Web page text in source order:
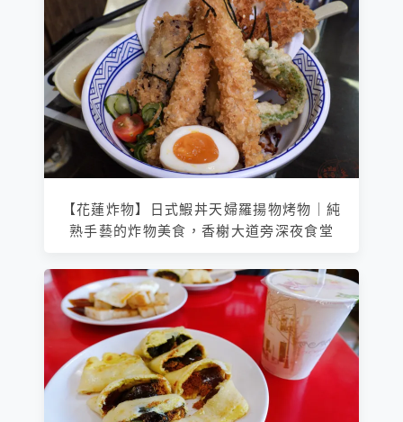
【花蓮炸物】日式鰕丼天婦羅揚物烤物｜純
熟手藝的炸物美食，香榭大道旁深夜食堂